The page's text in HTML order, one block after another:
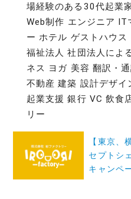
場経験のある30代起業
Web制作 エンジニア IT
ー ホテル ゲストハウ
福祉法人 社団法人によ
ネス ヨガ 美容 翻訳・
不動産 建築 設計デザ
起業支援 銀行 VC 飲食
リー
投
【東京、
セプトシ
キャンペ